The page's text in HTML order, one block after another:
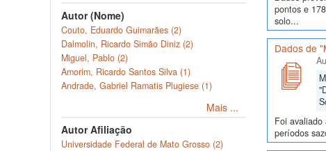
Autor (Nome)
Couto, Eduardo Guimarães (2)
Dalmolin, Ricardo Simão Diniz (2)
Miguel, Pablo (2)
Amorim, Ricardo Santos Silva (1)
Andrade, Gabriel Ramatis Plugiese (1)
Mais ...
Autor Afiliação
Universidade Federal de Mato Grosso (2)
pontos e
solo...
Dados de
Foi avaliado
períodos